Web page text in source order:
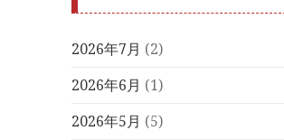
2026年7月 (2)
2026年6月 (1)
2026年5月 (5)